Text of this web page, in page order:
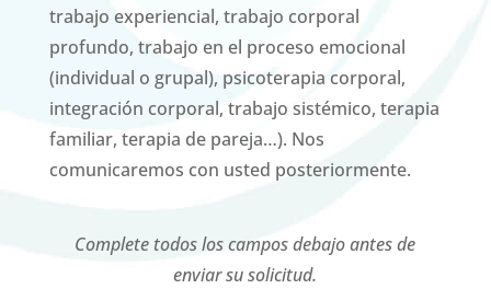
trabajo experiencial, trabajo corporal
profundo, trabajo en el proceso emocional
(individual o grupal), psicoterapia corporal,
integración corporal, trabajo sistémico, terapia
familiar, terapia de pareja…). Nos
comunicaremos con usted posteriormente.
Complete todos los campos debajo antes de
enviar su solicitud.